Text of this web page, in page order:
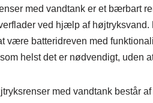
med vandtank er et bærbart
ved hjælp af
være batteridreven med
helst det er nødvendigt, uden
med vandtank består